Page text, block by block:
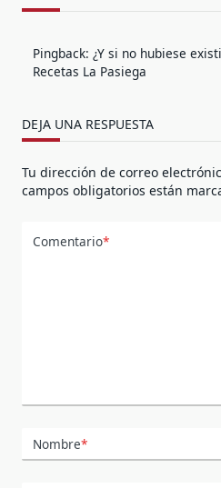
Pingback: ¿Y si no hubiese
Recetas La Pasiega
DEJA UNA RESPUESTA
Tu dirección de correo
campos obligatorios están
Comentario*
Nombre*